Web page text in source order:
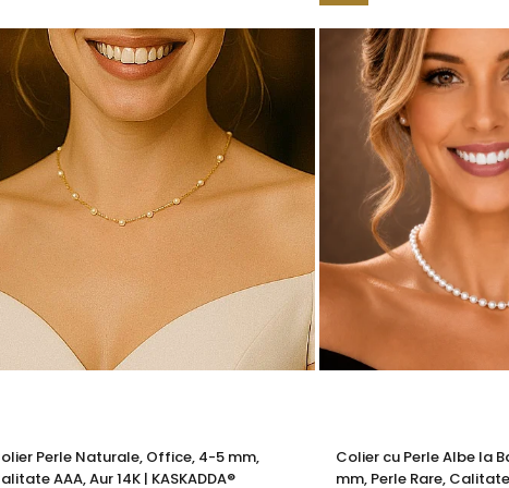
sunt foarte greu de obținut și sunt disponibile doar în serii
ocazii speciale, datorită dimensiunii și valorii perlei.
că este o perlă de colecție o fac deosebită.
perlei și calitatea aurului 14K.
proporțiile perlei și păstrează echilibrul elegant al
stil – oferă emoție, unicitate și o eleganță ce nu se uită.
Perle Naturale, Office, 4-5 mm,
AAA, Aur 14K | KASKADDA®
Colier cu Perle Albe la
mm, Perle Rare, Calitate